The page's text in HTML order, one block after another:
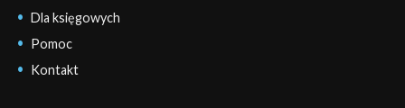
Dla księgowych
Pomoc
Kontakt